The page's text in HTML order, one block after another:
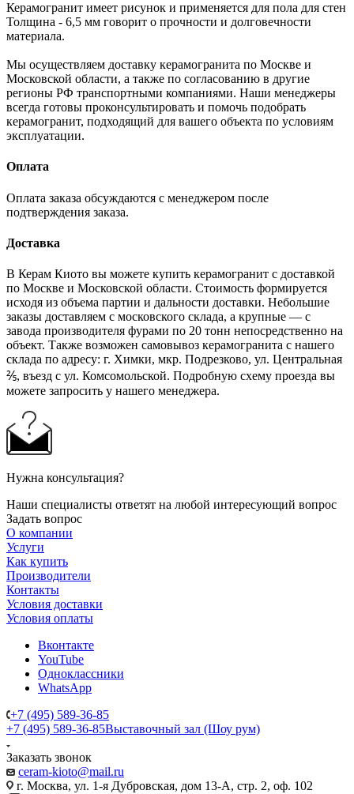
Керамогранит имеет рисунок и применяется для пола для стен
Толщина - 6,5 мм говорит о прочности и долговечности
материала.
Мы осуществляем доставку керамогранита по Москве и
Московской области, а также по согласованию в другие
регионы РФ транспортными компаниями. Наши менеджеры
всегда готовы проконсультировать и помочь подобрать
керамогранит, подходящий для вашего объекта по условиям
эксплуатации.
Оплата
Оплата заказа обсуждаются с менеджером после
подтверждения заказа.
Доставка
В Керам Киото вы можете купить керамогранит с доставкой
по Москве и Московской области. Стоимость формируется
исходя из объема партии и дальности доставки. Небольшие
заказы доставляем с московского склада, а крупные — с
завода производителя фурами по 20 тонн непосредственно на
объект. Также возможен самовывоз керамогранита с нашего
склада по адресу: г. Химки, мкр. Подрезково, ул. Центральная
⅖, въезд с ул. Комсомольской. Подробную схему проезда вы
можете запросить у нашего менеджера.
Нужна консультация?
Наши специалисты ответят на любой интересующий вопрос
Задать вопрос
О компании
Услуги
Как купить
Производители
Контакты
Условия доставки
Условия оплаты
Вконтакте
YouTube
Одноклассники
WhatsApp
+7 (495) 589-36-85
+7 (495) 589-36-85Выставочный зал (Шоу рум)
Заказать звонок
ceram-kioto@mail.ru
г. Москва, ул. 1-я Дубровская, дом 13-А, стр. 2, оф. 102